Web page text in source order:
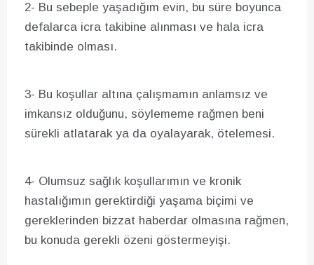
2- Bu sebeple yaşadığım evin, bu süre boyunca
defalarca icra takibine alınması ve hala icra
takibinde olması.
3- Bu koşullar altına çalışmamın anlamsız ve
imkansız olduğunu, söylememe rağmen beni
sürekli atlatarak ya da oyalayarak, ötelemesi.
4- Olumsuz sağlık koşullarımın ve kronik
hastalığımın gerektirdiği yaşama biçimi ve
gereklerinden bizzat haberdar olmasına rağmen,
bu konuda gerekli özeni göstermeyişi.